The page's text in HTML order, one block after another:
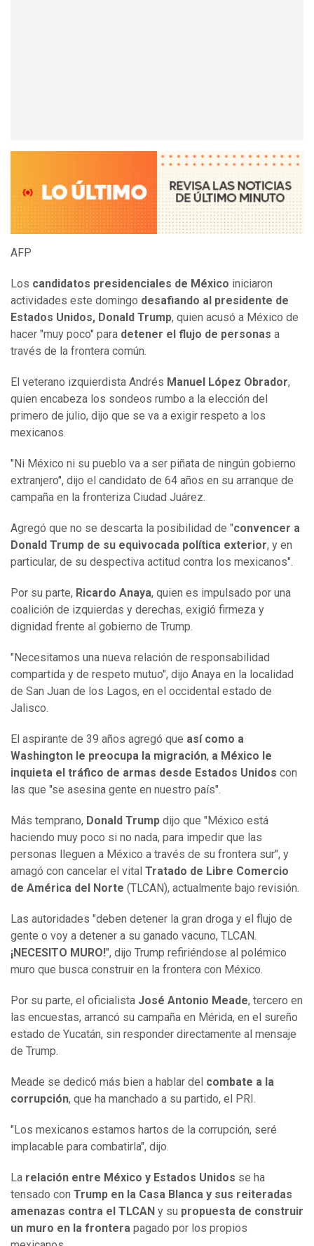
AFP
Los candidatos presidenciales de México iniciaron
actividades este domingo desafiando al presidente de
Estados Unidos, Donald Trump, quien acusó a México de
hacer "muy poco" para detener el flujo de personas a
través de la frontera común.
El veterano izquierdista Andrés Manuel López Obrador,
quien encabeza los sondeos rumbo a la elección del
primero de julio, dijo que se va a exigir respeto a los
mexicanos.
"Ni México ni su pueblo va a ser piñata de ningún gobierno
extranjero", dijo el candidato de 64 años en su arranque de
campaña en la fronteriza Ciudad Juárez.
Agregó que no se descarta la posibilidad de "convencer a
Donald Trump de su equivocada política exterior, y en
particular, de su despectiva actitud contra los mexicanos".
Por su parte, Ricardo Anaya, quien es impulsado por una
coalición de izquierdas y derechas, exigió firmeza y
dignidad frente al gobierno de Trump.
"Necesitamos una nueva relación de responsabilidad
compartida y de respeto mutuo", dijo Anaya en la localidad
de San Juan de los Lagos, en el occidental estado de
Jalisco.
El aspirante de 39 años agregó que así como a
Washington le preocupa la migración, a México le
inquieta el tráfico de armas desde Estados Unidos con
las que "se asesina gente en nuestro país".
Más temprano, Donald Trump dijo que "México está
haciendo muy poco si no nada, para impedir que las
personas lleguen a México a través de su frontera sur", y
amagó con cancelar el vital Tratado de Libre Comercio
de América del Norte (TLCAN), actualmente bajo revisión.
Las autoridades "deben detener la gran droga y el flujo de
gente o voy a detener a su ganado vacuno, TLCAN.
¡NECESITO MURO!", dijo Trump refiriéndose al polémico
muro que busca construir en la frontera con México.
Por su parte, el oficialista José Antonio Meade, tercero en
las encuestas, arrancó su campaña en Mérida, en el sureño
estado de Yucatán, sin responder directamente al mensaje
de Trump.
Meade se dedicó más bien a hablar del combate a la
corrupción, que ha manchado a su partido, el PRI.
"Los mexicanos estamos hartos de la corrupción, seré
implacable para combatirla", dijo.
La relación entre México y Estados Unidos se ha
tensado con Trump en la Casa Blanca y sus reiteradas
amenazas contra el TLCAN y su propuesta de construir
un muro en la frontera pagado por los propios